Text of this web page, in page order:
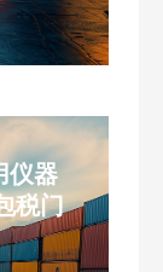
仪器
税门